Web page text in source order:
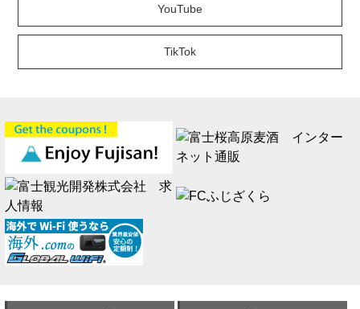
YouTube
TikTok